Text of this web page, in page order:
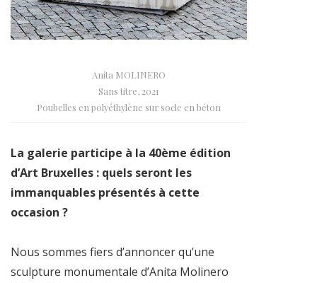
Anita MOLINERO
Sans titre, 2021
Poubelles en polyéthylène sur socle en béton
La galerie participe à la 40ème édition
d’Art Bruxelles : quels seront les
immanquables présentés à cette
occasion ?
Nous sommes fiers d’annoncer qu’une
sculpture monumentale d’Anita Molinero